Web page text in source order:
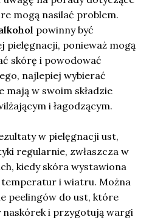
mogą nasilać problem.
powinny być
pielęgnacji, ponieważ mogą
skórę i powodować
najlepiej wybierać
mają w swoim składzie
i łagodzącym.
w pielęgnacji ust,
regularnie, zwłaszcza w
kiedy skóra wystawiona
temperatur i wiatru. Można
peelingów do ust, które
i przygotują wargi